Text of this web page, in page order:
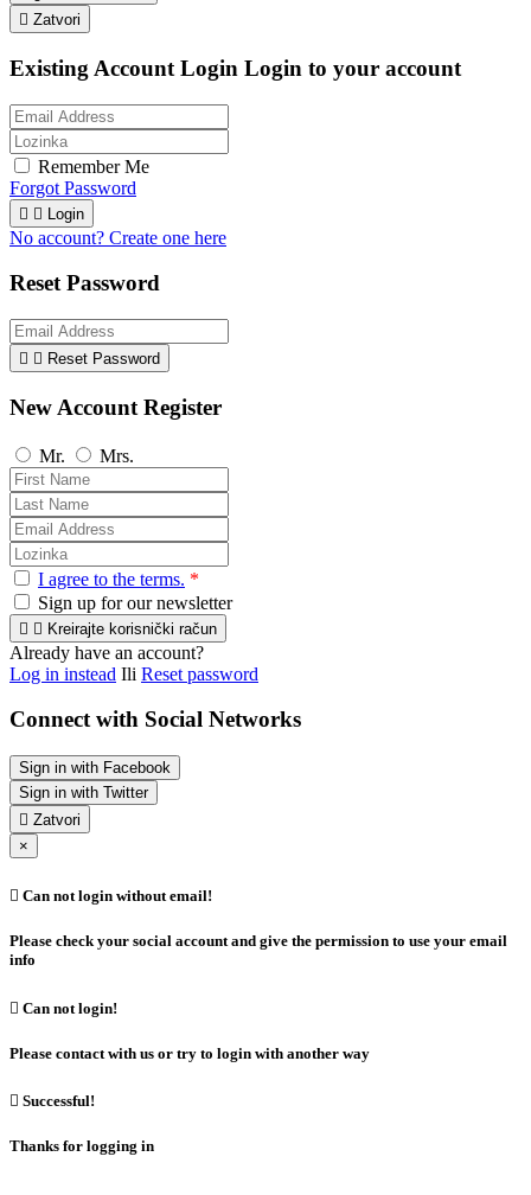
 Zatvori
Existing Account Login Login to your account
Remember Me
Forgot Password
  Login
No account? Create one here
Reset Password
  Reset Password
New Account Register
Mr. Mrs.
I agree to the terms. *
Sign up for our newsletter
  Kreirajte korisnički račun
Already have an account?
Log in instead Ili Reset password
Connect with Social Networks
Sign in with Facebook
Sign in with Twitter
 Zatvori
×
 Can not login without email!
Please check your social account and give the permission to use your email
info
 Can not login!
Please contact with us or try to login with another way
 Successful!
Thanks for logging in